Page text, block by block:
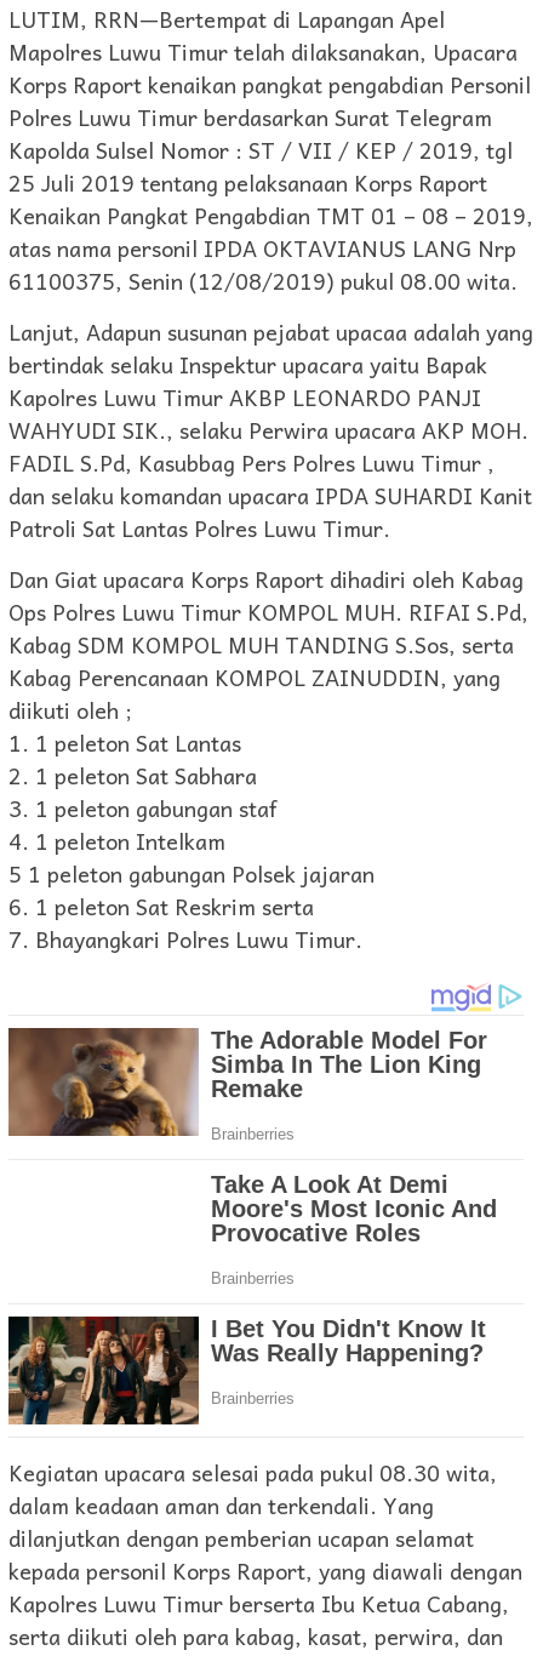
LUTIM, RRN—Bertempat di Lapangan Apel
Mapolres Luwu Timur telah dilaksanakan, Upacara
Korps Raport kenaikan pangkat pengabdian Personil
Polres Luwu Timur berdasarkan Surat Telegram
Kapolda Sulsel Nomor : ST / VII / KEP / 2019, tgl
25 Juli 2019 tentang pelaksanaan Korps Raport
Kenaikan Pangkat Pengabdian TMT 01 – 08 – 2019,
atas nama personil IPDA OKTAVIANUS LANG Nrp
61100375, Senin (12/08/2019) pukul 08.00 wita.
Lanjut, Adapun susunan pejabat upacaa adalah yang
bertindak selaku Inspektur upacara yaitu Bapak
Kapolres Luwu Timur AKBP LEONARDO PANJI
WAHYUDI SIK., selaku Perwira upacara AKP MOH.
FADIL S.Pd, Kasubbag Pers Polres Luwu Timur ,
dan selaku komandan upacara IPDA SUHARDI Kanit
Patroli Sat Lantas Polres Luwu Timur.
Dan Giat upacara Korps Raport dihadiri oleh Kabag
Ops Polres Luwu Timur KOMPOL MUH. RIFAI S.Pd,
Kabag SDM KOMPOL MUH TANDING S.Sos, serta
Kabag Perencanaan KOMPOL ZAINUDDIN, yang
diikuti oleh ;
1. 1 peleton Sat Lantas
2. 1 peleton Sat Sabhara
3. 1 peleton gabungan staf
4. 1 peleton Intelkam
5 1 peleton gabungan Polsek jajaran
6. 1 peleton Sat Reskrim serta
7. Bhayangkari Polres Luwu Timur.
Kegiatan upacara selesai pada pukul 08.30 wita,
dalam keadaan aman dan terkendali. Yang
dilanjutkan dengan pemberian ucapan selamat
kepada personil Korps Raport, yang diawali dengan
Kapolres Luwu Timur berserta Ibu Ketua Cabang,
serta diikuti oleh para kabag, kasat, perwira, dan